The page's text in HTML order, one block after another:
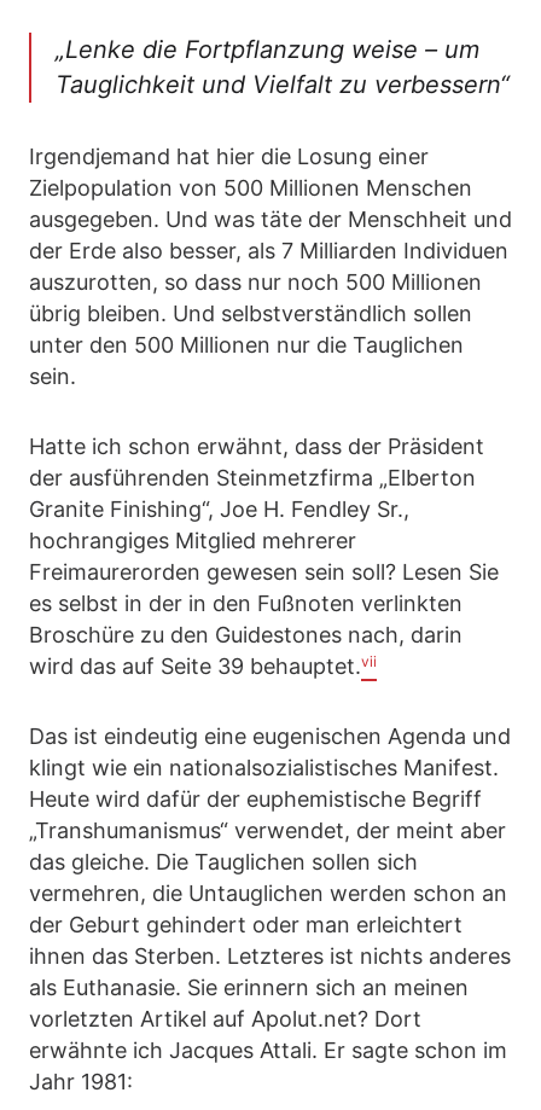
„Lenke die Fortpflanzung weise – um
Tauglichkeit und Vielfalt zu verbessern“
Irgendjemand hat hier die Losung einer
Zielpopulation von 500 Millionen Menschen
ausgegeben. Und was täte der Menschheit und
der Erde also besser, als 7 Milliarden Individuen
auszurotten, so dass nur noch 500 Millionen
übrig bleiben. Und selbstverständlich sollen
unter den 500 Millionen nur die Tauglichen
sein.
Hatte ich schon erwähnt, dass der Präsident
der ausführenden Steinmetzfirma „Elberton
Granite Finishing“, Joe H. Fendley Sr.,
hochrangiges Mitglied mehrerer
Freimaurerorden gewesen sein soll? Lesen Sie
es selbst in der in den Fußnoten verlinkten
Broschüre zu den Guidestones nach, darin
wird das auf Seite 39 behauptet.vii
Das ist eindeutig eine eugenischen Agenda und
klingt wie ein nationalsozialistisches Manifest.
Heute wird dafür der euphemistische Begriff
„Transhumanismus“ verwendet, der meint aber
das gleiche. Die Tauglichen sollen sich
vermehren, die Untauglichen werden schon an
der Geburt gehindert oder man erleichtert
ihnen das Sterben. Letzteres ist nichts anderes
als Euthanasie. Sie erinnern sich an meinen
vorletzten Artikel auf Apolut.net? Dort
erwähnte ich Jacques Attali. Er sagte schon im
Jahr 1981: